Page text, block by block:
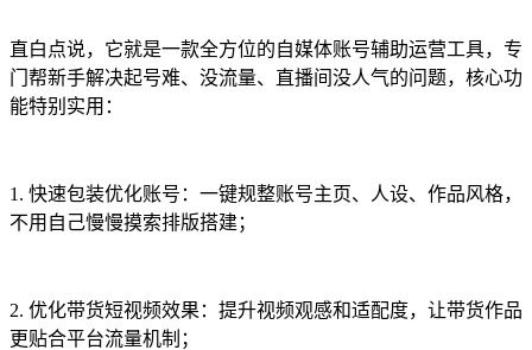
直白点说，它就是一款全方位的自媒体账号辅助运营工具，专
门帮新手解决起号难、没流量、直播间没人气的问题，核心功
能特别实用：
1. 快速包装优化账号：一键规整账号主页、人设、作品风格，
不用自己慢慢摸索排版搭建；
2. 优化带货短视频效果：提升视频观感和适配度，让带货作品
更贴合平台流量机制；